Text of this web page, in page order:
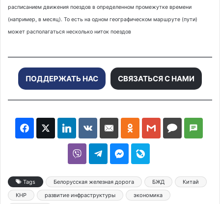
расписанием движения поездов в определенном промежутке времени
(например, в месяц). То есть на одном географическом маршруте (пути)
может располагаться несколько ниток поездов
ПОДДЕРЖАТЬ НАС СВЯЗАТЬСЯ С НАМИ
Tags Белорусская железная дорога БЖД
Китай
КНР
развитие инфраструктуры
экономика